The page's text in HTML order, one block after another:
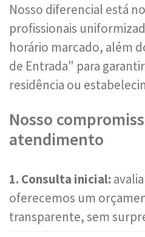
Nosso diferencial está
profissionais
horário marcado, além
de Entrada" para
residência ou
Nosso
atendimento
1. Consulta inicial:
oferecemos um
transparente, sem